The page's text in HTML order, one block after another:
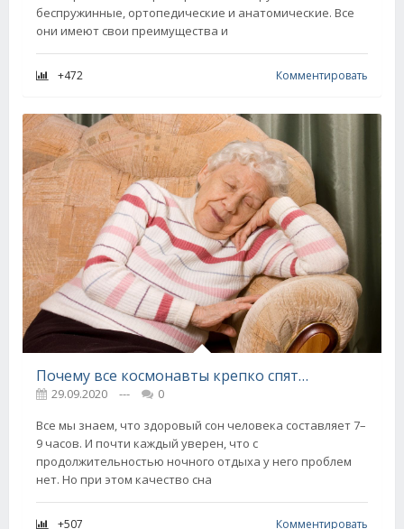
беспружинные, ортопедические и анатомические. Все
они имеют свои преимущества и
+472 Комментировать
Почему все космонавты крепко спят и как их учат спать в НАСА
29.09.2020 ---
0
Все мы знаем, что здоровый сон человека составляет 7–
9 часов. И почти каждый уверен, что с
продолжительностью ночного отдыха у него проблем
нет. Но при этом качество сна
+507 Комментировать